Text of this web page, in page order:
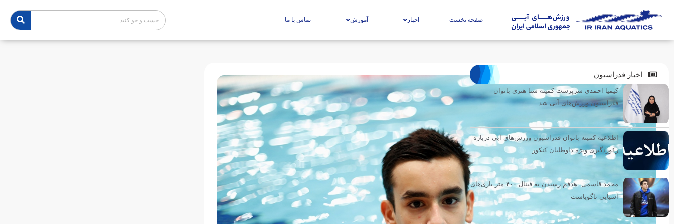
صفحه نخست اخبار آموزش تماس با ما
اخبار فدراسیون
کیمیا احمدی سرپرست کمیته شنا هنری بانوان
فدراسیون ورزش‌های آبی شد
اطلاعیه کمیته بانوان فدراسیون ورزش‌های آبی درباره
رکوردگیری ویژه داوطلبان کنکور
محمد قاسمی: هدفم رسیدن به فینال ۴۰۰ متر بازی‌های
آسیایی ناگویاست